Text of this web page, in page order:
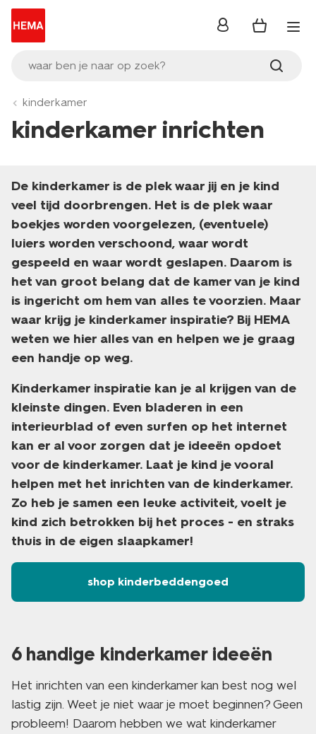
waar ben je naar op zoek?
inloggen
kinderkamer
kinderkamer inrichten
De kinderkamer is de plek waar jij en je kind
veel tijd doorbrengen. Het is de plek waar
boekjes worden voorgelezen, (eventuele)
luiers worden verschoond, waar wordt
gespeeld en waar wordt geslapen. Daarom is
het van groot belang dat de kamer van je kind
is ingericht om hem van alles te voorzien. Maar
waar krijg je kinderkamer inspiratie? Bij HEMA
weten we hier alles van en helpen we je graag
een handje op weg.
Kinderkamer inspiratie kan je al krijgen van de
kleinste dingen. Even bladeren in een
interieurblad of even surfen op het internet
kan er al voor zorgen dat je ideeën opdoet
voor de kinderkamer. Laat je kind je vooral
helpen met het inrichten van de kinderkamer.
Zo heb je samen een leuke activiteit, voelt je
kind zich betrokken bij het proces - en straks
thuis in de eigen slaapkamer!
shop kinderbeddengoed
6 handige kinderkamer ideeën
Het inrichten van een kinderkamer kan best nog wel
lastig zijn. Weet je niet waar je moet beginnen? Geen
probleem! Daarom hebben we wat kinderkamer